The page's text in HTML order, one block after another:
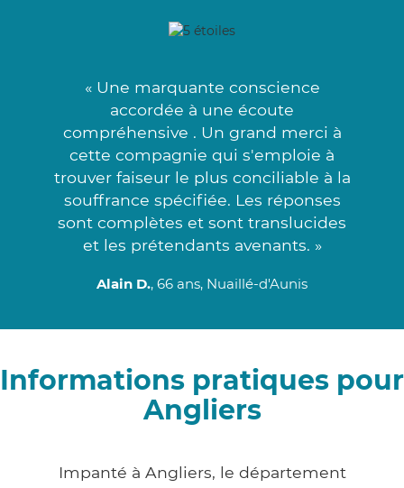
« Une marquante conscience
accordée à une écoute
compréhensive . Un grand merci à
cette compagnie qui s'emploie à
trouver faiseur le plus conciliable à la
souffrance spécifiée. Les réponses
sont complètes et sont translucides
et les prétendants avenants. »
Alain D., 66 ans, Nuaillé-d'Aunis
Informations pratiques pour
Angliers
Impanté à Angliers, le département